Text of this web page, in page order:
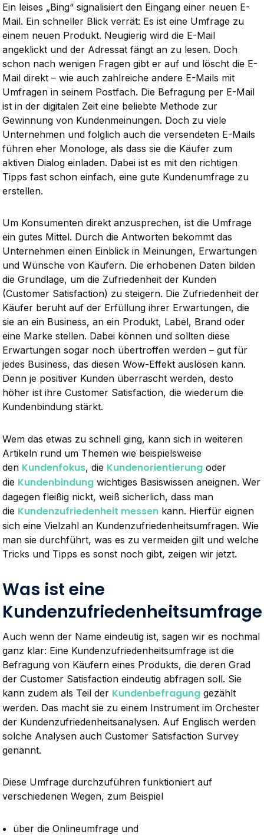
Ein leises „Bing“ signalisiert den Eingang einer neuen E-
Mail. Ein schneller Blick verrät: Es ist eine Umfrage zu
einem neuen Produkt. Neugierig wird die E-Mail
angeklickt und der Adressat fängt an zu lesen. Doch
schon nach wenigen Fragen gibt er auf und löscht die E-
Mail direkt – wie auch zahlreiche andere E-Mails mit
Umfragen in seinem Postfach. Die Befragung per E-Mail
ist in der digitalen Zeit eine beliebte Methode zur
Gewinnung von Kundenmeinungen. Doch zu viele
Unternehmen und folglich auch die versendeten E-Mails
führen eher Monologe, als dass sie die Käufer zum
aktiven Dialog einladen. Dabei ist es mit den richtigen
Tipps fast schon einfach, eine gute Kundenumfrage zu
erstellen.
Um Konsumenten direkt anzusprechen, ist die Umfrage
ein gutes Mittel. Durch die Antworten bekommt das
Unternehmen einen Einblick in Meinungen, Erwartungen
und Wünsche von Käufern. Die erhobenen Daten bilden
die Grundlage, um die Zufriedenheit der Kunden
(Customer Satisfaction) zu steigern. Die Zufriedenheit der
Käufer beruht auf der Erfüllung ihrer Erwartungen, die
sie an ein Business, an ein Produkt, Label, Brand oder
eine Marke stellen. Dabei können und sollten diese
Erwartungen sogar noch übertroffen werden – gut für
jedes Business, das diesen Wow-Effekt auslösen kann.
Denn je positiver Kunden überrascht werden, desto
höher ist ihre Customer Satisfaction, die wiederum die
Kundenbindung stärkt.
Wem das etwas zu schnell ging, kann sich in weiteren
Artikeln rund um Themen wie beispielsweise
den Kundenfokus, die Kundenorientierungoder
die Kundenbindungwichtiges Basiswissen aneignen. Wer
dagegen fleißig nickt, weiß sicherlich, dass man
die Kundenzufriedenheit messenkann. Hierfür eignen
sich eine Vielzahl an Kundenzufriedenheitsumfragen. Wie
man sie durchführt, was es zu vermeiden gilt und welche
Tricks und Tipps es sonst noch gibt, zeigen wir jetzt.
Was ist eine
Kundenzufriedenheitsumfrage
Auch wenn der Name eindeutig ist, sagen wir es nochmal
ganz klar: Eine Kundenzufriedenheitsumfrage ist die
Befragung von Käufern eines Produkts, die deren Grad
der Customer Satisfaction eindeutig abfragen soll. Sie
kann zudem als Teil der Kundenbefragunggezählt
werden. Das macht sie zu einem Instrument im Orchester
der Kundenzufriedenheitsanalysen. Auf Englisch werden
solche Analysen auch Customer Satisfaction Survey
genannt.
Diese Umfrage durchzuführen funktioniert auf
verschiedenen Wegen, zum Beispiel
über die Onlineumfrage und